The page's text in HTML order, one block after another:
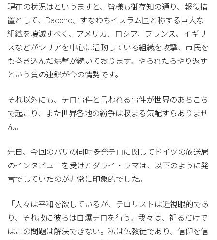
現在の状況はというますと、皆様も御存知の通り、報復措
置として、Daeche、すなわちイスラム国と称する巨大な
組織を壊滅すべく、アメリカ、ロシア、フランス、イギリ
スなどがシリアを中心に活動している組織を攻撃、市民を
も巻き込んだ爆撃が続いております。やられたらやり返す
という負の連鎖が今の情勢です。
それ以外にも、テロ事件と言われる事件が世界のあちこち
で起こり、また世界各地の紛争は収まる気配すらありませ
ん。
先日、今回のパリの同時多発テロに関してドイツの放送局
のインタビューを受けたダライ・ラマは、以下のように発
言でしていたのが非常に印象的でした。
「人々は平和を欲しているが、テロリストは近視眼的であ
り、それ故に彼らは自爆テロを行う。我々は、祈るだけで
はこの問題は解決できない。私は仏教徒であり、信仰を信